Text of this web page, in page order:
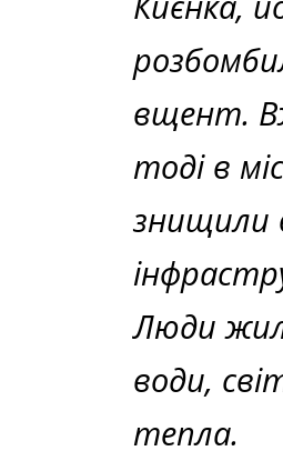
вщент.
тоді в
знищили
Люди
води,
тепла.